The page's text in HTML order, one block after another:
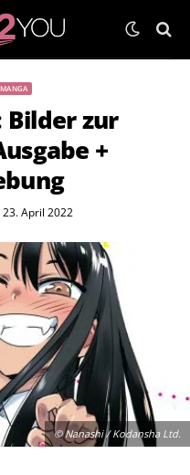
MANGA
zur
+
23. April 2022
© Nanashi / Kodansha Ltd.